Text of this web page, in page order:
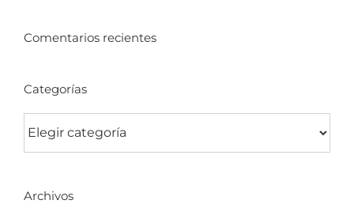
Comentarios recientes
Categorías
Archivos